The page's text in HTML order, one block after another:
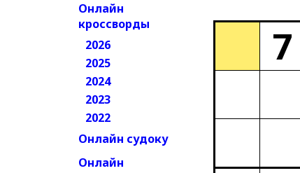
Онлайн
кроссворды
2026
2025
2024
2023
2022
Онлайн судоку
Онлайн
7